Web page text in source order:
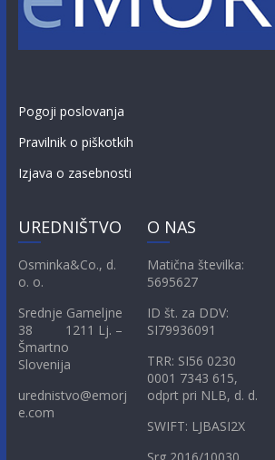
Pogoji poslovanja
Pravilnik o piškotkih
Izjava o zasebnosti
UREDNIŠTVO
Osminka&Co., d.
o. o.
Srednje Gameljne
38 1211 Lj. –
Šmartno
Slovenija
urednistvo@emorj
e.com
O NAS
Matična številka:
5695627
ID št. za DDV:
SI79936091
TRR: SI56 0230
0001 7343 615,
odprt pri NLB, d. d.
SWIFT: LJBASI2X